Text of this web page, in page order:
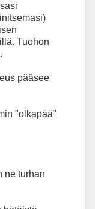
Tuohon
pääsee
"olkapää"
ne turhan